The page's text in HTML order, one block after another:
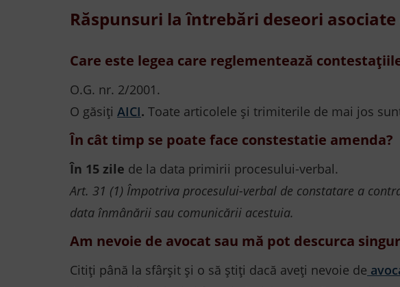
Răspunsuri la întrebări deseori
Care este legea care reglementează
O.G. nr. 2/2001.
O găsiți AICI. Toate articolele și trimiterile de mai jos
În cât timp se poate face constestatie amenda?
În 15 zile de la data primirii procesului-verbal.
Art. 31 (1) Împotriva procesului-verbal de constatare a
data înmânării sau comunicării acestuia.
Am nevoie de avocat sau mă pot descurca
Citiți până la sfârșit și o să știți dacă aveți nevoie de